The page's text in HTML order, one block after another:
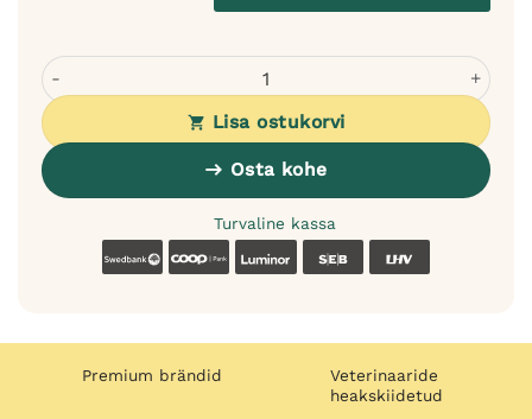
Rexproduct PEThome katusega pesa koertele ja
Lisa ostukorvi
Osta kohe
Turvaline kassa
SwedbankCoop Luminor SEB
Premium brändid
Veterinaaride
heakskiidetud